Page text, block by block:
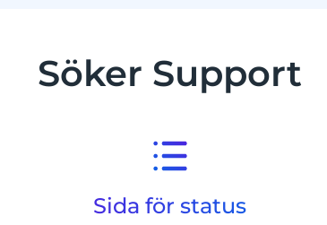
Söker Support
Sida för status